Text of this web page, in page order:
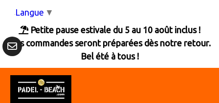
 Petite pause estivale du 5 au 10 août inclus !
Les commandes seront préparées dès notre retour.
Bel été à tous !
Langue ▼